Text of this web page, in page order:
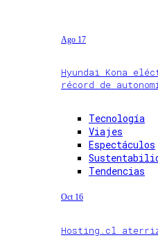
Ago 17
Hyundai Kona
récord de
Tecnología
Viajes
Espectáculos
Tendencias
Oct 16
Hosting.cl